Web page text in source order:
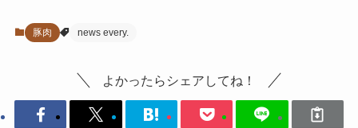
豚肉 news every.
よかったらシェアしてね！